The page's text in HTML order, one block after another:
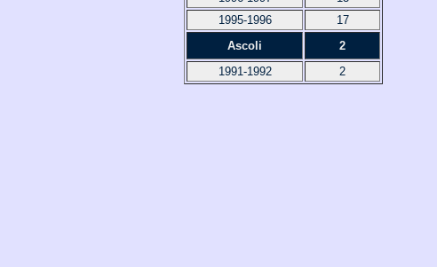
1995-1996
17
Ascoli
2
1991-1992
2